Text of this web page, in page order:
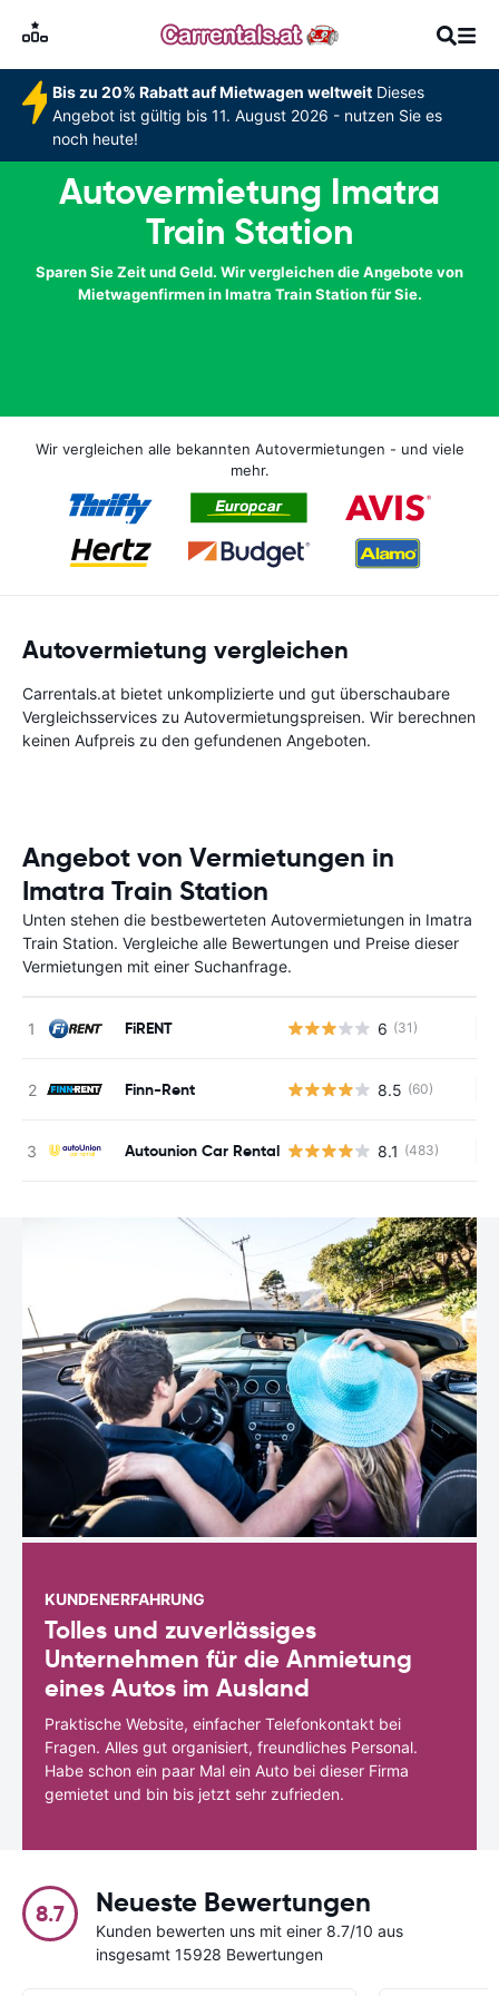
Bis zu 20% Rabatt auf Mietwagen weltweitDieses
Angebot ist gültig bis 11. August 2026 - nutzen Sie es
noch heute!
Autovermietung Imatra
Train Station
Sparen Sie Zeit und Geld. Wir vergleichen die Angebote von
Mietwagenfirmen in Imatra Train Station für Sie.
Wir vergleichen alle bekannten Autovermietungen - und viele
mehr.
Autovermietung vergleichen
Carrentals.at bietet unkomplizierte und gut überschaubare
Vergleichsservices zu Autovermietungspreisen. Wir berechnen
keinen Aufpreis zu den gefundenen Angeboten.
Angebot von Vermietungen in
Imatra Train Station
Unten stehen die bestbewerteten Autovermietungen in Imatra
Train Station. Vergleiche alle Bewertungen und Preise dieser
Vermietungen mit einer Suchanfrage.
FiRENT 6 (31)
Finn-Rent 8.5 (60)
Autounion Car Rental 8.1 (483)
KUNDENERFAHRUNG
Tolles und zuverlässiges
Unternehmen für die Anmietung
eines Autos im Ausland
Praktische Website, einfacher Telefonkontakt bei
Fragen. Alles gut organisiert, freundliches Personal.
Habe schon ein paar Mal ein Auto bei dieser Firma
gemietet und bin bis jetzt sehr zufrieden.
8.7 Neueste Bewertungen
Kunden bewerten uns mit einer 8.7/10 aus
insgesamt 15928 Bewertungen